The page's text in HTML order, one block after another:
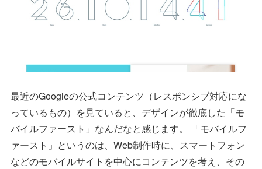
最近のGoogleの公式コンテンツ（レスポンシブ対応にな
っているもの）を見ていると、デザインが徹底した「モ
バイルファースト」なんだなと感じます。 「モバイルフ
ァースト」というのは、Web制作時に、スマートフォン
などのモバイルサイトを中心にコンテンツを考え、その